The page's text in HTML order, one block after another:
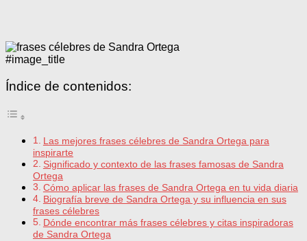
#image_title
Índice de contenidos:
Las mejores frases célebres de Sandra Ortega para
inspirarte
Significado y contexto de las frases famosas de Sandra
Ortega
Cómo aplicar las frases de Sandra Ortega en tu vida diaria
Biografía breve de Sandra Ortega y su influencia en sus
frases célebres
Dónde encontrar más frases célebres y citas inspiradoras
de Sandra Ortega